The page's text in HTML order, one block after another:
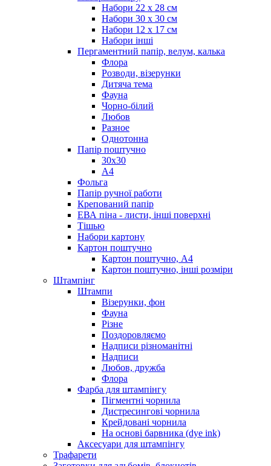
Набори 22 х 28 см
Набори 30 х 30 см
Набори 12 х 17 см
Набори інші
Пергаментний папір, велум, калька
Флора
Розводи, візерунки
Дитяча тема
Фауна
Чорно-білий
Любов
Разное
Однотонна
Папір поштучно
30х30
А4
Фольга
Папір ручної работи
Крепований папір
ЕВА піна - листи, інші поверхні
Тішью
Набори картону
Картон поштучно
Картон поштучно, А4
Картон поштучно, інші розміри
Штампінг
Штампи
Візерунки, фон
Фауна
Різне
Поздоровляємо
Надписи різноманітні
Надписи
Любов, дружба
Флора
Фарба для штампінгу
Пігментні чорнила
Дистресингові чорнила
Крейдовані чорнила
На основі барвника (dye ink)
Аксесуари для штампінгу
Трафарети